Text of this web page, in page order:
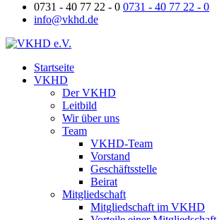
0731 - 40 77 22 - 0 0731 - 40 77 22 - 0
info@vkhd.de
Startseite
VKHD
Der VKHD
Leitbild
Wir über uns
Team
VKHD-Team
Vorstand
Geschäftsstelle
Beirat
Mitgliedschaft
Mitgliedschaft im VKHD